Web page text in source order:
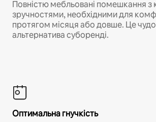
Повністю мебльовані помешкання з
зручностями, необхідними для
протягом місяця або довше. Це
альтернатива суборенді.
Оптимальна гнучкість